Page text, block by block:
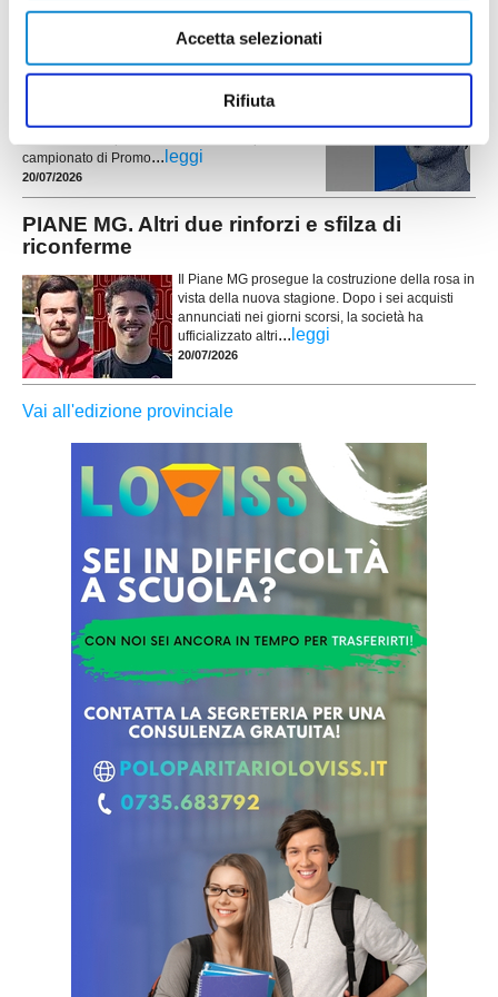
Accetta selezionati
Rifiuta
PORTO SANT'ELPIDIO. Cannoni nuovo DS:
"Ripartiamo con idee chiare"
Ripartire da zero, puntando sui giovani del
questa la missione di Alessandro Cannoni, nuovo
direttore sportivo del Porto Sant'Elpidio, chiamato
campionato di Promo... leggi
20/07/2026
PIANE MG. Altri due rinforzi e sfilza di
riconferme
Il Piane MG prosegue la costruzione della rosa in
vista della nuova stagione. Dopo i sei acquisti
annunciati nei giorni scorsi, la società ha
ufficializzato altri... leggi
20/07/2026
Vai all'edizione provinciale